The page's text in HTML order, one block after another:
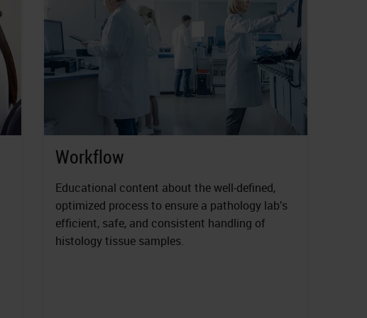
Workflow
Educational content about the well-defined,
optimized process to ensure a pathology lab’s
efficient, safe, and consistent handling of
histology tissue samples.